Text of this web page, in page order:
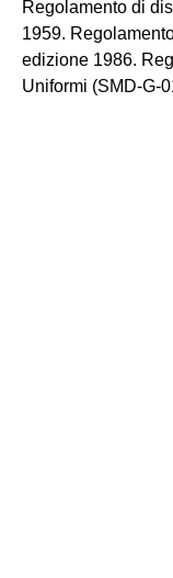
Regolamento di
1959.
edizione 1986.
Uniformi (SMD-G-